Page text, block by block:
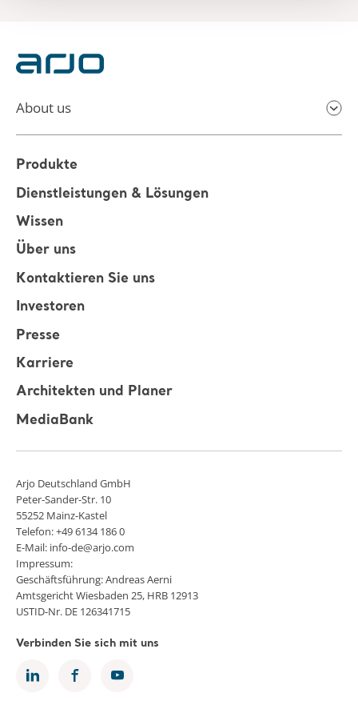
About us
Produkte
Dienstleistungen & Lösungen
Wissen
Über uns
Kontaktieren Sie uns
Investoren
Presse
Karriere
Architekten und Planer
MediaBank
Arjo Deutschland GmbH
Peter-Sander-Str. 10
55252 Mainz-Kastel
Telefon: +49 6134 186 0
E-Mail: info-de@arjo.com
Impressum:
Geschäftsführung: Andreas Aerni
Amtsgericht Wiesbaden 25, HRB 12913
USTID-Nr. DE 126341715
Verbinden Sie sich mit uns